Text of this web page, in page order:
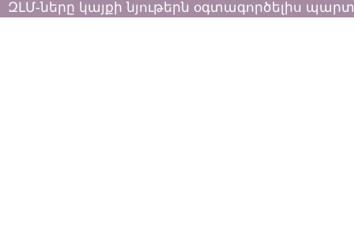
ԶԼՄ-ները կայքի նյութերն օգտագործելիս